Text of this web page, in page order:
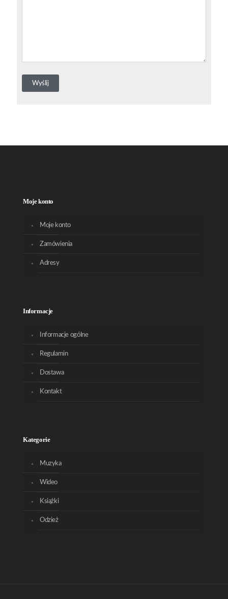
Moje konto
Moje konto
Zamówienia
Adresy
Informacje
Informacje ogólne
Regulamin
Dostawa
Kontakt
Kategorie
Muzyka
Wideo
Książki
Odzież